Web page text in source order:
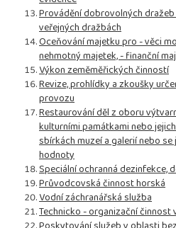
Provádění dobrovolných
veřejných dražbách
Oceňování majetku pro - věci
nehmotný majetek, - finanční
Výkon zeměměřických činností
Revize, prohlídky a zkoušky
provozu
Restaurování děl z oboru
kulturními památkami nebo
sbírkách muzeí a galerií nebo
hodnoty
Speciální ochranná dezinfekce,
Průvodcovská činnost horská
Vodní záchranářská služba
Technicko - organizační